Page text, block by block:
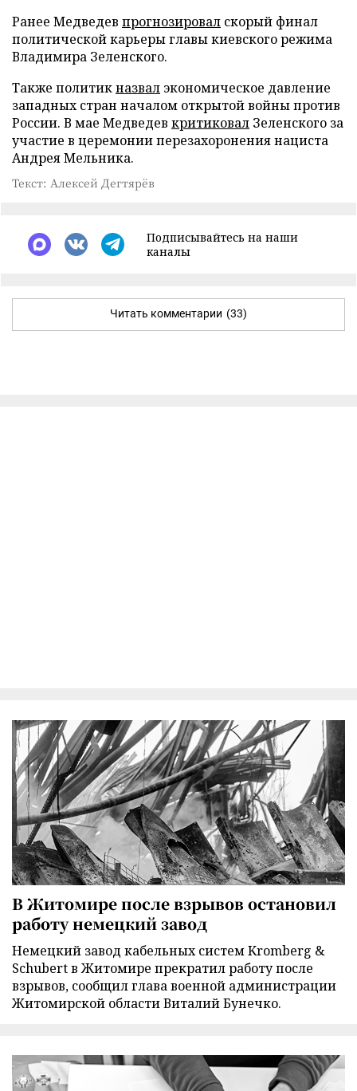
Ранее Медведев прогнозировал скорый финал
политической карьеры главы киевского режима
Владимира Зеленского.
Также политикназвал экономическое давление
западных стран началом открытой войны против
России. В мае Медведев критиковал Зеленского за
участие в церемонии перезахоронения нациста
Андрея Мельника.
Текст: Алексей Дегтярёв
Подписывайтесь на наши
каналы
Читать комментарии (33)
В Житомире после взрывов остановил
работу немецкий завод
Немецкий завод кабельных систем Kromberg &
Schubert в Житомире прекратил работу после
взрывов, сообщил глава военной администрации
Житомирской области Виталий Бунечко.